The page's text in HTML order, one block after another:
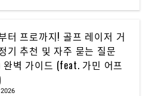
터 프로까지! 골프 레이저 거
기 추천 및 자주 묻는 질문
완벽 가이드 (feat. 가민 어프